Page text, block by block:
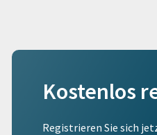
Kostenlos
Registrieren Sie sich